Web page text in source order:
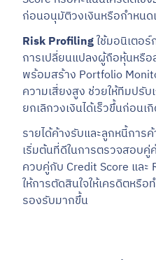
ก่อนอนุมัติวงเงินหรือกำหนด
Risk Profilingใช้มอนิเตอ
การเปลี่ยนแปลงผู้ถือหุ้นห
พร้อมสร้าง Portfolio
ความเสี่ยงสูง ช่วยให้ทีมปรับ
ยกเลิกวงเงินได้เร็วขึ้นก่อน
รายได้ค้างรับและลูกหนี้การ
เริ่มต้นที่ดีในการตรวจสอบคู่
ควบคู่กับ Credit Score และ
ให้การตัดสินใจให้เครดิตหรื
รองรับมากขึ้น